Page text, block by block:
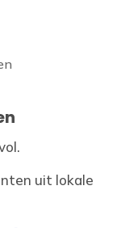
uit lokale